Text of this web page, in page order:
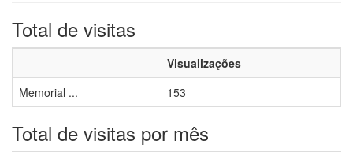
Total de visitas
Visualizações
Memorial ...
153
Total de visitas por mês